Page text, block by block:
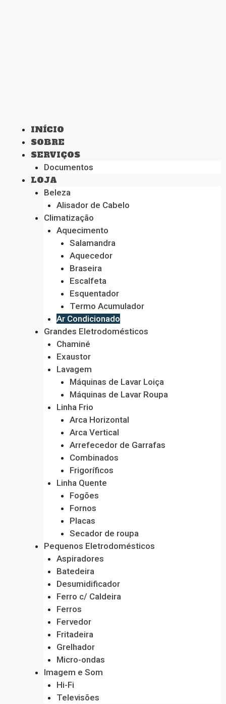
INÍCIO
SOBRE
SERVIÇOS
Documentos
LOJA
Beleza
Alisador de Cabelo
Climatização
Aquecimento
Salamandra
Aquecedor
Braseira
Escalfeta
Esquentador
Termo Acumulador
Ar Condicionado
Grandes Eletrodomésticos
Chaminé
Exaustor
Lavagem
Máquinas de Lavar Loiça
Máquinas de Lavar Roupa
Linha Frio
Arca Horizontal
Arca Vertical
Arrefecedor de Garrafas
Combinados
Frigoríficos
Linha Quente
Fogões
Fornos
Placas
Secador de roupa
Pequenos Eletrodomésticos
Aspiradores
Batedeira
Desumidificador
Ferro c/ Caldeira
Ferros
Fervedor
Fritadeira
Grelhador
Micro-ondas
Imagem e Som
Hi-Fi
Televisões